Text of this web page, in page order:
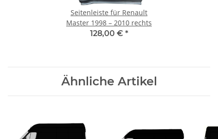
Seitenleiste für Renault
Master 1998 – 2010 rechts
128,00 € *
Ähnliche Artikel